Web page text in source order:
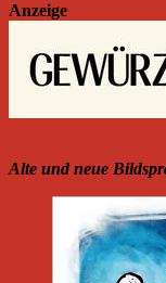
Anzeige
Alte und neue